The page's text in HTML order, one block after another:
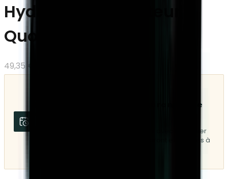
Hydratant Protecteur
Quotidien
49,35 €
Dernières expéditions garanties le
Commandez avant 08:30 pour partir avec le dernier
envoi. Les commandes suivantes seront expédiées à